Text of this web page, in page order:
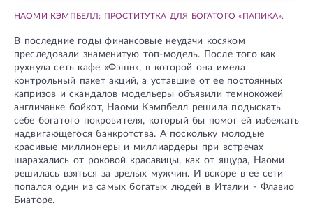
НАОМИ КЭМПБЕЛЛ: ПРОСТИТУТКА ДЛЯ БОГАТОГО «ПАПИКА».
В последние годы финансовые неудачи косяком
преследовали знаменитую топ-модель. После того как
рухнула сеть кафе «Фэшн», в которой она имела
контрольный пакет акций, а уставшие от ее постоянных
капризов и скандалов модельеры объявили темнокожей
англичанке бойкот, Наоми Кэмпбелл решила подыскать
себе богатого покровителя, который бы помог ей избежать
надвигающегося банкротства. А поскольку молодые
красивые миллионеры и миллиардеры при встречах
шарахались от роковой красавицы, как от ящура, Наоми
решилась взяться за зрелых мужчин. И вскоре в ее сети
попался один из самых богатых людей в Италии - Флавио
Биаторе.